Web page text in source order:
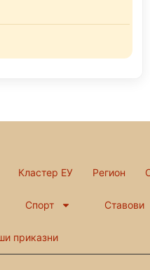
Кластер ЕУ Регион
Спорт Ставови
приказни